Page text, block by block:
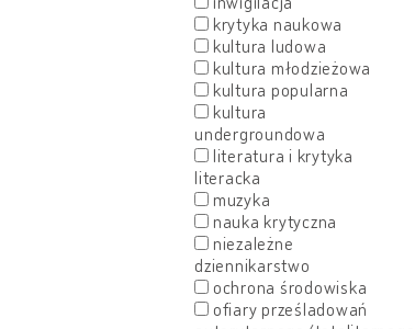
krytyka naukowa
kultura ludowa
kultura młodzieżowa
kultura popularna
kultura
undergroundowa
literatura i krytyka
literacka
muzyka
nauka krytyczna
niezależne
dziennikarstwo
ochrona środowiska
ofiary prześladowań